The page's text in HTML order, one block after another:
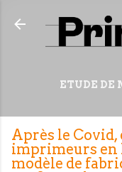
ETUDE DE
Après le Covid,
imprimeurs en
modèle de